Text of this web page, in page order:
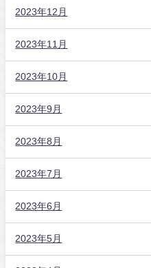
2023年12月
2023年11月
2023年10月
2023年9月
2023年8月
2023年7月
2023年6月
2023年5月